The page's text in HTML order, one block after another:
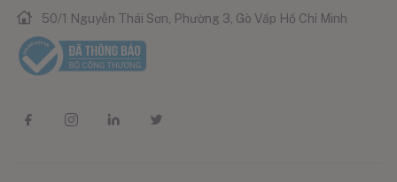
50/1 Nguyễn Thái Sơn, Phường 3, Gò Vấp Hồ Chí Minh